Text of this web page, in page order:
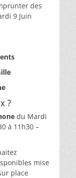
des
9 Juin
?
du Mardi
à 11h30 –
mise
place